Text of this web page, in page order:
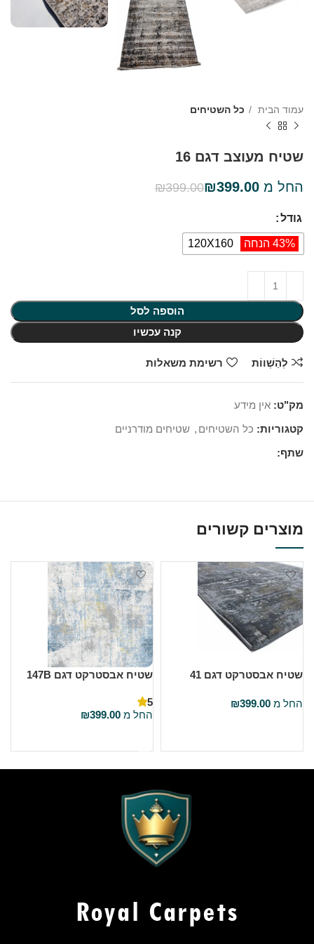
עמוד הבית כל השטיחים
שטיח מעוצב דגם 16
החל מ
₪399.00
₪399.00
גודל
120X160 43% הנחה
הוספה לסל
קנה עכשיו
לְהַשְׁווֹת רשימת משאלות
מק"ט: אין מידע
קטגוריות: כל השטיחים , שטיחים מודרניים
שתף:
מוצרים קשורים
שטיח אבסטרקט דגם 41
החל מ ₪399.00
שטיח אבסטרקט דגם 147B
5
החל מ
₪399.00